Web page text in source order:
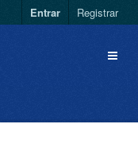
Entrar Registrar